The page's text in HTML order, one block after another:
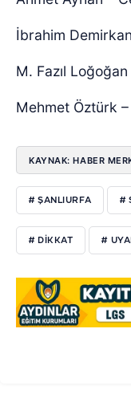
İbrahim
M. Fazıl
Mehmet Öztürk
KAYNAK: HABER
# ŞANLIURFA #
# DIKKAT #